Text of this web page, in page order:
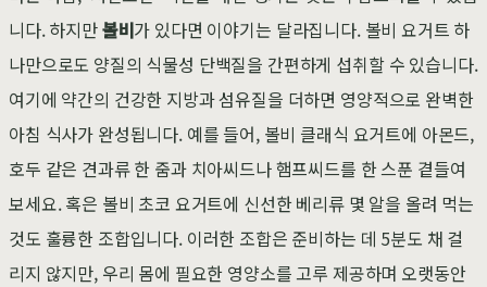
니다. 하지만볼비가 있다면 이야기는 달라집니다. 볼비 요거트 하
나만으로도 양질의 식물성 단백질을 간편하게 섭취할 수 있습니다.
여기에 약간의 건강한 지방과 섬유질을 더하면 영양적으로 완벽한
아침 식사가 완성됩니다. 예를 들어, 볼비 클래식 요거트에 아몬드,
호두 같은 견과류 한 줌과 치아씨드나 햄프씨드를 한 스푼 곁들여
보세요. 혹은 볼비 초코 요거트에 신선한 베리류 몇 알을 올려 먹는
것도 훌륭한 조합입니다. 이러한 조합은 준비하는 데 5분도 채 걸
리지 않지만, 우리 몸에 필요한 영양소를 고루 제공하며 오랫동안